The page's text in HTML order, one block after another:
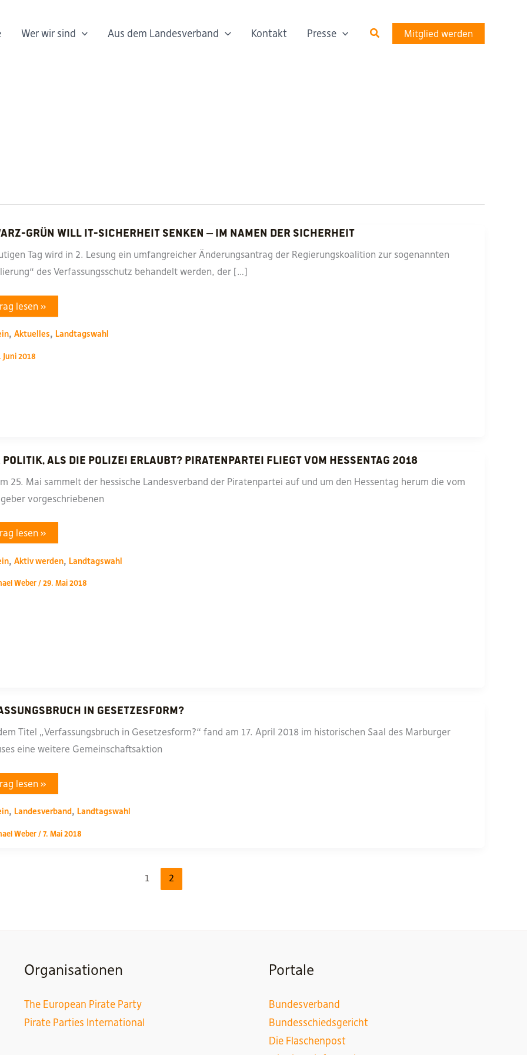
Wer wir sind Aus dem Landesverband Kontakt Presse SuchenMitglied werden
Grün will IT-Sicherheit senken – im Namen der Sicherheit
Tag wird in 2. Lesung ein umfangreicher Änderungsantrag der Regierungskoalition zur sogenannten
des Verfassungsschutz behandelt werden, der […]
lesen »
, Aktuelles, Landtagswahl
Juni 2018
Politik, als die Polizei erlaubt? Piratenpartei fliegt vom Hessentag 2018
25. Mai sammelt der hessische Landesverband der Piratenpartei auf und um den Hessentag herum die vom
vorgeschriebenen
lesen »
, Aktiv werden, Landtagswahl
Weber/29. Mai 2018
in Gesetzesform?
Titel „Verfassungsbruch in Gesetzesform?“ fand am 17. April 2018 im historischen Saal des Marburger
eine weitere Gemeinschaftsaktion
lesen »
, Landesverband, Landtagswahl
Weber/7. Mai 2018
1 2
Organisationen
The European Pirate Party
Pirate Parties International
Portale
Bundesverband
Bundesschiedsgericht
Die Flaschenpost